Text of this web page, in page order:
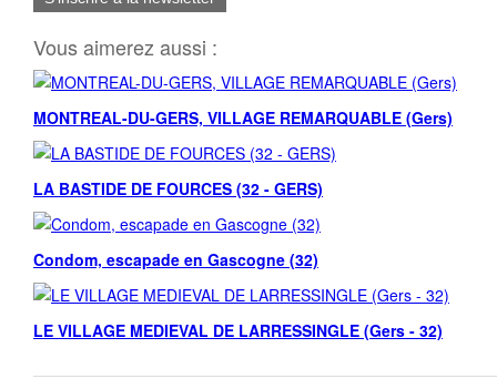
Vous aimerez aussi :
MONTREAL-DU-GERS, VILLAGE REMARQUABLE (Gers)
LA BASTIDE DE FOURCES (32 - GERS)
Condom, escapade en Gascogne (32)
LE VILLAGE MEDIEVAL DE LARRESSINGLE (Gers - 32)